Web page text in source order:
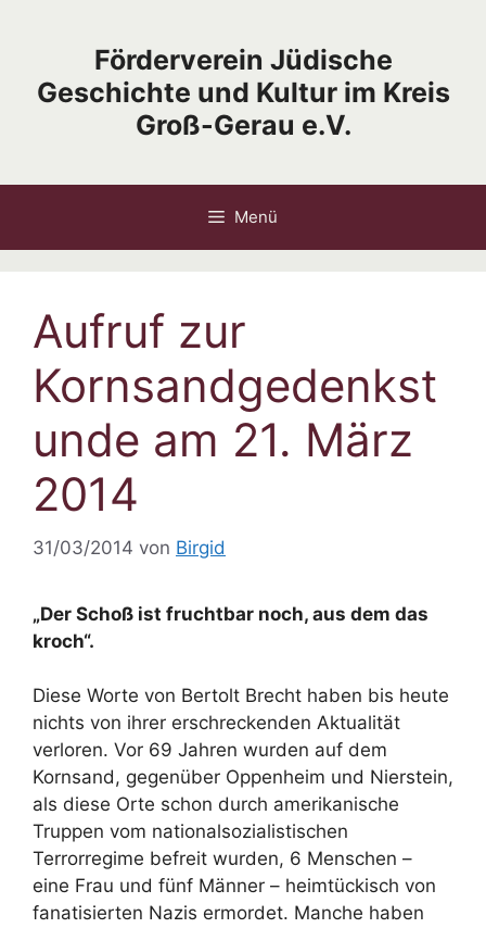
Förderverein Jüdische
Geschichte und Kultur im Kreis
Groß-Gerau e.V.
Menü
Aufruf zur
Kornsandgedenkst
unde am 21. März
2014
31/03/2014 von Birgid
„Der Schoß ist fruchtbar noch, aus dem das
kroch“.
Diese Worte von Bertolt Brecht haben bis heute
nichts von ihrer erschreckenden Aktualität
verloren. Vor 69 Jahren wurden auf dem
Kornsand, gegenüber Oppenheim und Nierstein,
als diese Orte schon durch amerikanische
Truppen vom nationalsozialistischen
Terrorregime befreit wurden, 6 Menschen –
eine Frau und fünf Männer – heimtückisch von
fanatisierten Nazis ermordet. Manche haben